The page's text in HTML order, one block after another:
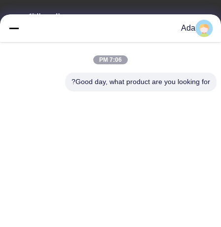
البريد الإلكتروني
Ada
7:06 PM
Good day, what product are you looking for?